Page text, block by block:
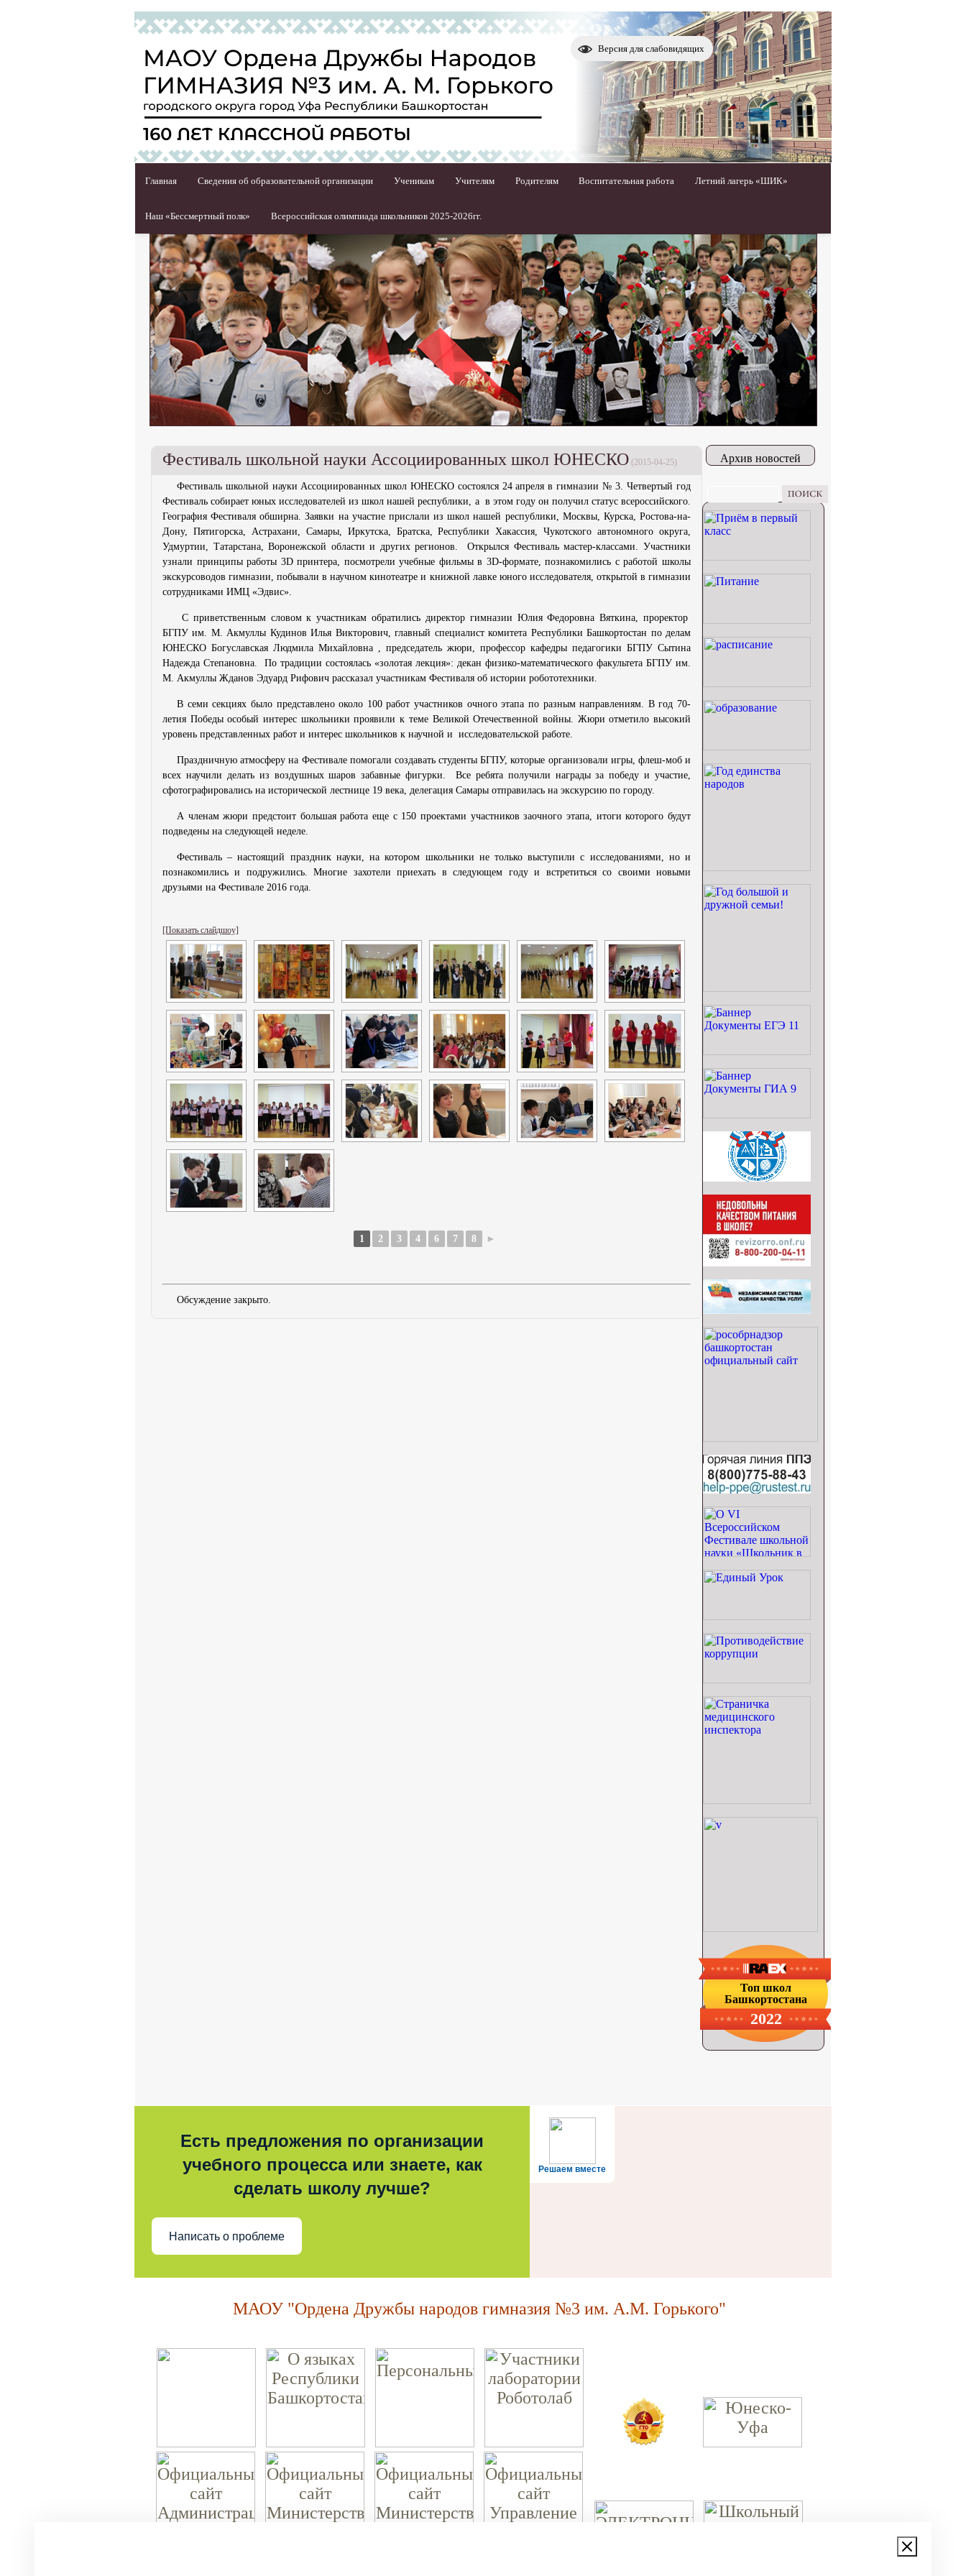
Версия для слабовидящих
Главная Сведения об образовательной организации Ученикам Учителям Родителям Воспитательная работа Летний лагерь «ШИК»
Наш «Бессмертный полк» Всероссийская олимпиада школьников 2025-2026гг.
Фестиваль школьной науки Ассоциированных школ ЮНЕСКО (2015-04-25)
Фестиваль школьной науки Ассоциированных школ ЮНЕСКО состоялся 24 апреля в гимназии № 3. Четвертый год
Фестиваль собирает юных исследователей из школ нашей республики, а в этом году он получил статус всероссийского.
География Фестиваля обширна. Заявки на участие прислали из школ нашей республики, Москвы, Курска, Ростова-на-
Дону, Пятигорска, Астрахани, Самары, Иркутска, Братска, Республики Хакассия, Чукотского автономного округа,
Удмуртии, Татарстана, Воронежской области и других регионов.
Открылся Фестиваль мастер-классами. Участники
узнали принципы работы 3D принтера, посмотрели учебные фильмы в 3D-формате, познакомились с работой школы
экскурсоводов гимназии, побывали в научном кинотеатре и книжной лавке юного исследователя, открытой в гимназии
сотрудниками ИМЦ «Эдвис».
С приветственным словом к участникам обратились директор гимназии Юлия Федоровна Вяткина, проректор
БГПУ им. М. Акмуллы Кудинов Илья Викторович, главный специалист комитета Республики Башкортостан по делам
ЮНЕСКО Богуславская Людмила Михайловна , председатель жюри, профессор кафедры педагогики БГПУ Сытина
Надежда Степановна. По традиции состоялась «золотая лекция»: декан физико-математического факультета БГПУ им.
М. Акмуллы Жданов Эдуард Рифович рассказал участникам Фестиваля об истории робототехники.
В семи секциях было представлено около 100 работ участников очного этапа по разным направлениям. В год 70-
летия Победы особый интерес школьники проявили к теме Великой Отечественной войны. Жюри отметило высокий
уровень представленных работ и интерес школьников к научной и исследовательской работе.
Праздничную атмосферу на Фестивале помогали создавать студенты БГПУ, которые организовали игры, флеш-моб и
всех научили делать из воздушных шаров забавные фигурки. Все ребята получили награды за победу и участие,
сфотографировались на исторической лестнице 19 века, делегация Самары отправилась на экскурсию по городу.
А членам жюри предстоит большая работа еще с 150 проектами участников заочного этапа, итоги которого будут
подведены на следующей неделе.
Фестиваль – настоящий праздник науки, на котором школьники не только выступили с исследованиями, но и
познакомились и подружились. Многие захотели приехать в следующем году и встретиться со своими новыми
друзьями на Фестивале 2016 года.
[Показать слайдшоу]
1 2 3 4 6 7 8 ►
Обсуждение закрыто.
Архив новостей
Топ школ
Башкортостана
2022
Решаем вместе
Есть предложения по организации
учебного процесса или знаете, как
сделать школу лучше?
Написать о проблеме
МАОУ "Ордена Дружбы народов гимназия №3 им. А.М. Горького"